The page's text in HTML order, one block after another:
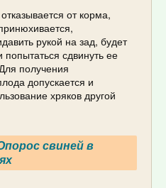
от корма,
рукой на зад, будет
сдвинуть ее
получения
допускается и
хряков другой
свиней в